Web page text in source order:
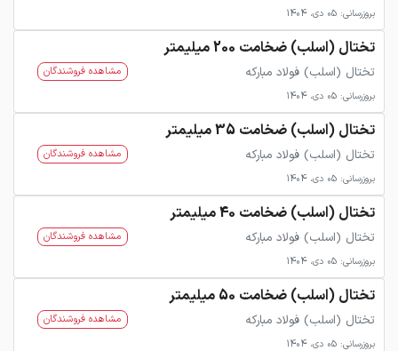
بروزرسانی: 05 دی، 1404
تختال (اسلب) ضخامت 200 میلیمتر
تختال (اسلب) فولاد مبارکه
بروزرسانی: 05 دی، 1404
مشاهده فروشندگان
تختال (اسلب) ضخامت 35 میلیمتر
تختال (اسلب) فولاد مبارکه
بروزرسانی: 05 دی، 1404
مشاهده فروشندگان
تختال (اسلب) ضخامت 40 میلیمتر
تختال (اسلب) فولاد مبارکه
بروزرسانی: 05 دی، 1404
مشاهده فروشندگان
تختال (اسلب) ضخامت 50 میلیمتر
تختال (اسلب) فولاد مبارکه
بروزرسانی: 05 دی، 1404
مشاهده فروشندگان